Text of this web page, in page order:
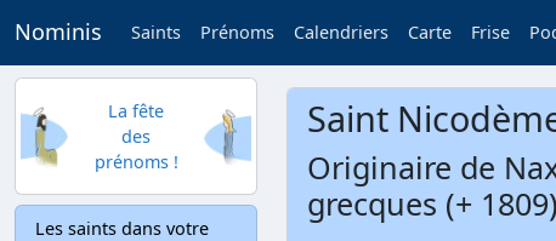
Nominis Saints Prénoms Calendriers Carte Frise
La fête
des
prénoms !
Les saints dans votre
Saint
Originaire de
grecques (+ 1809)